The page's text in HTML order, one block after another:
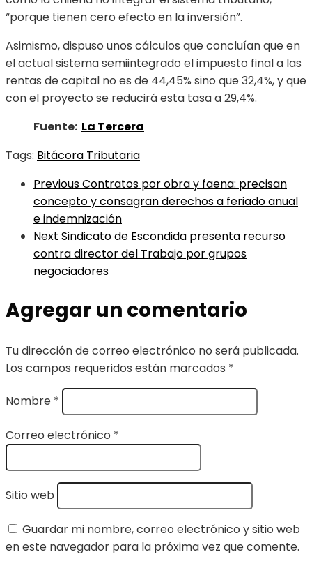
“porque tienen cero efecto en la inversión”.
Asimismo, dispuso unos cálculos que concluían que en
el actual sistema semiintegrado el impuesto final a las
rentas de capital no es de 44,45% sino que 32,4%, y que
con el proyecto se reducirá esta tasa a 29,4%.
Fuente: La Tercera
Tags: Bitácora Tributaria
PreviousContratos por obra y faena: precisan
concepto y consagran derechos a feriado anual
e indemnización
Next Sindicato de Escondida presenta recurso
contra director del Trabajo por grupos
negociadores
Agregar un comentario
Tu dirección de correo electrónico no será publicada.
Los campos requeridos están marcados *
Nombre *
Correo electrónico *
Sitio web
Guardar mi nombre, correo electrónico y sitio web
en este navegador para la próxima vez que comente.